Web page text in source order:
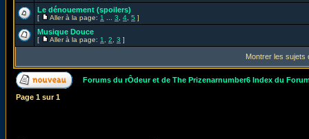
Le dénouement (spoilers)
[ Aller à la page: 1 3 4 5 ]
Musique Douce
[ Aller à la page: 1 2 3 ]
Montrer les sujets
Forums du rÔdeur et de The Prizenarnumber6 Index du
Page 1 sur1